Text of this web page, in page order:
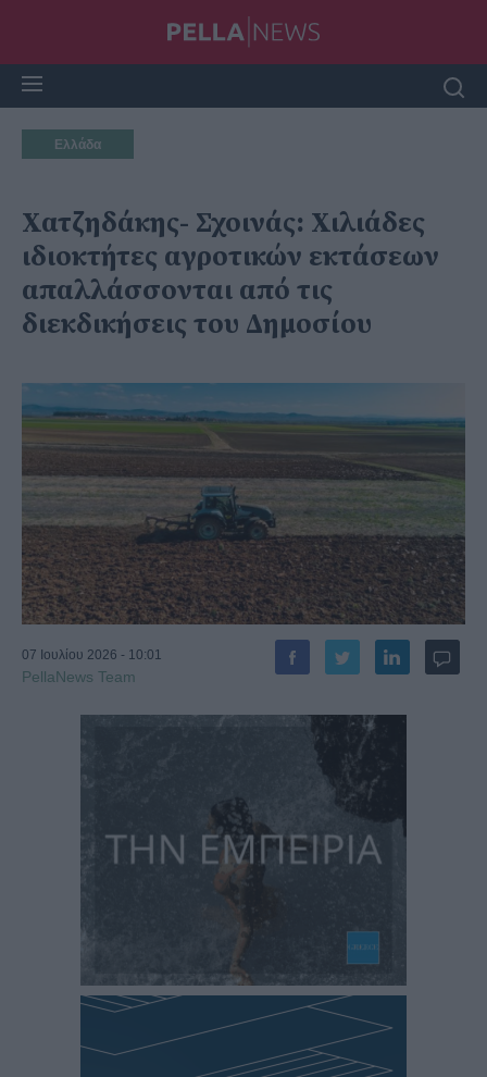
Ελλάδα
Χατζηδάκης- Σχοινάς: Χιλιάδες
ιδιοκτήτες αγροτικών εκτάσεων
απαλλάσσονται από τις
διεκδικήσεις του Δημοσίου
07 Ιουλίου 2026 - 10:01
PellaNews Team